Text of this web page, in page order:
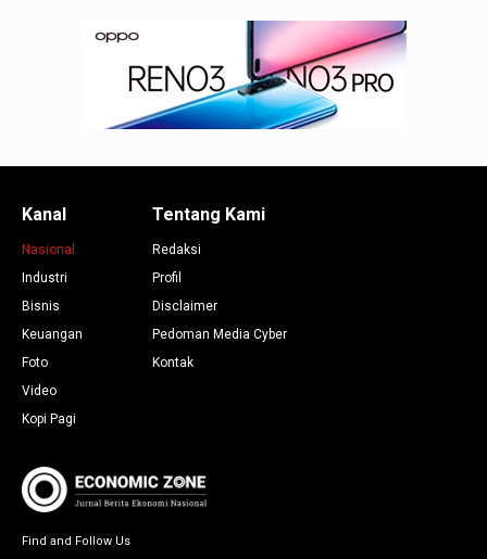
Kanal
Nasional
Industri
Bisnis
Keuangan
Foto
Video
Kopi Pagi
Tentang Kami
Redaksi
Profil
Disclaimer
Pedoman Media Cyber
Kontak
Find and Follow Us